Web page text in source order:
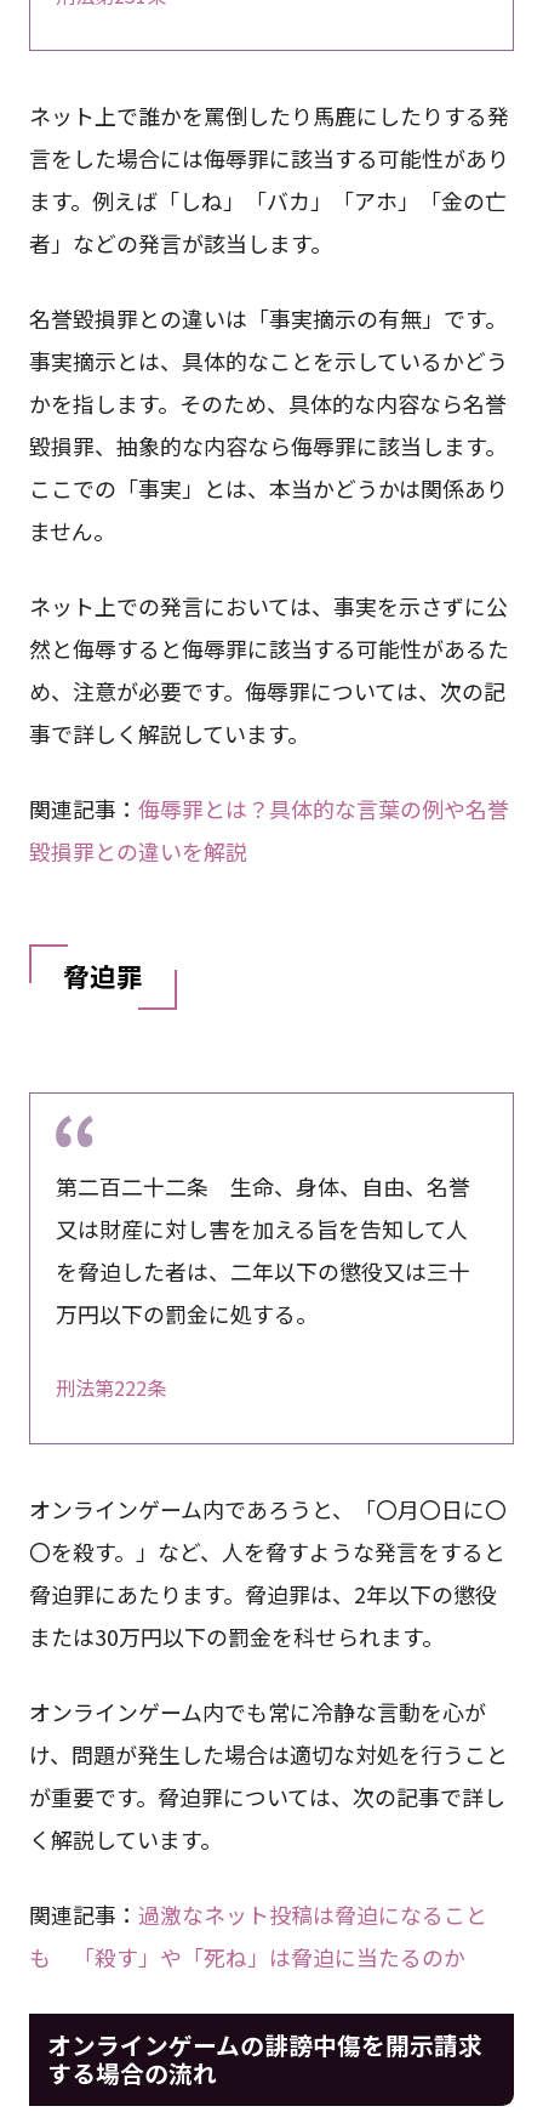
ネット上で誰かを罵倒したり馬鹿にしたりする発
言をした場合には侮辱罪に該当する可能性があり
ます。例えば「しね」「バカ」「アホ」「金の亡
者」などの発言が該当します。
名誉毀損罪との違いは「事実摘示の有無」です。
事実摘示とは、具体的なことを示しているかどう
かを指します。そのため、具体的な内容なら名誉
毀損罪、抽象的な内容なら侮辱罪に該当します。
ここでの「事実」とは、本当かどうかは関係あり
ません。
ネット上での発言においては、事実を示さずに公
然と侮辱すると侮辱罪に該当する可能性があるた
め、注意が必要です。侮辱罪については、次の記
事で詳しく解説しています。
関連記事： 侮辱罪とは？具体的な言葉の例や名誉
毀損罪との違いを解説
脅迫罪
第二百二十二条 生命、身体、自由、名誉
又は財産に対し害を加える旨を告知して人
を脅迫した者は、二年以下の懲役又は三十
万円以下の罰金に処する。
刑法第222条
オンラインゲーム内であろうと、「〇月〇日に〇
〇を殺す。」など、人を脅すような発言をすると
脅迫罪にあたります。脅迫罪は、2年以下の懲役
または30万円以下の罰金を科せられます。
オンラインゲーム内でも常に冷静な言動を心が
け、問題が発生した場合は適切な対処を行うこと
が重要です。脅迫罪については、次の記事で詳し
く解説しています。
関連記事： 過激なネット投稿は脅迫になること
も 「殺す」や「死ね」は脅迫に当たるのか
オンラインゲームの誹謗中傷を開示請求
する場合の流れ